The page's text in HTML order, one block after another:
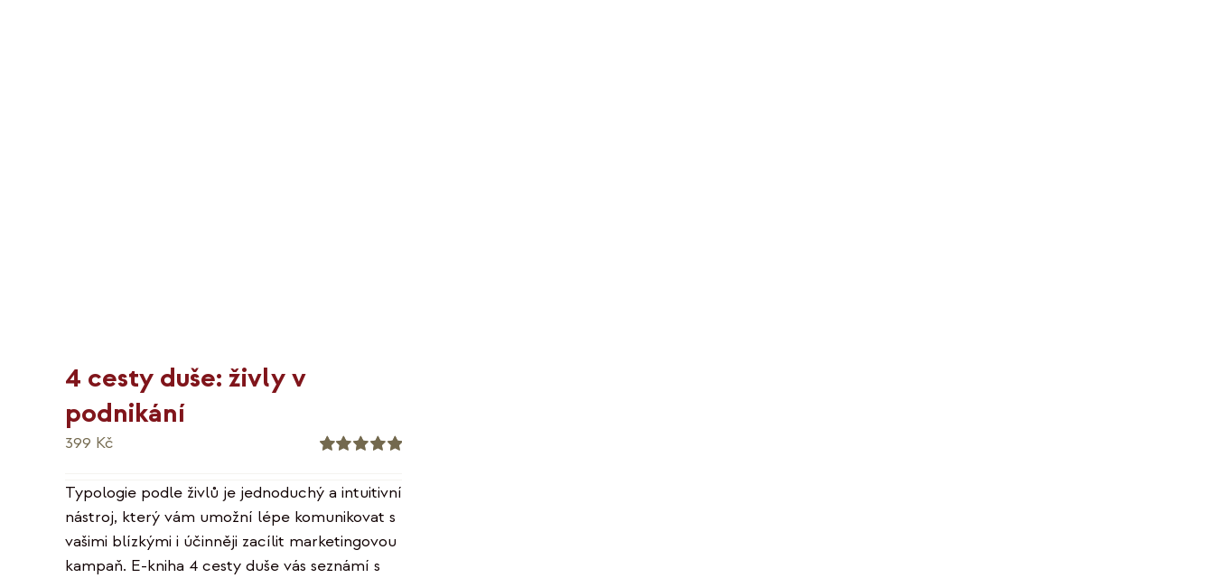
4 cesty duše: živly v
podnikání
5.00
399 Kč
Typologie podle živlů je jednoduchý a intuitivní
nástroj, který vám umožní lépe komunikovat s
vašimi blízkými i účinněji zacílit marketingovou
kampaň. E-kniha 4 cesty duše vás seznámí s